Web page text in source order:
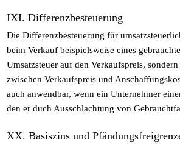
IXI. Differenzbesteuerung
Die Differenzbesteuerung für
beim Verkauf beispielsweise eines
Umsatzsteuer auf den Verkaufspreis,
zwischen Verkaufspreis und
auch anwendbar, wenn ein Unternehmer
den er duch Ausschlachtung von
XX. Basiszins und